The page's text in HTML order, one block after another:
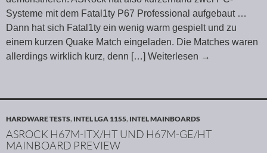
Systeme mit dem Fatal1ty P67 Professional aufgebaut …
Dann hat sich Fatal1ty ein wenig warm gespielt und zu
einem kurzen Quake Match eingeladen. Die Matches waren
allerdings wirklich kurz, denn […] Weiterlesen →
HARDWARE TESTS, INTEL LGA 1155, INTEL MAINBOARDS
ASROCK H67M-ITX/HT UND H67M-GE/HT
MAINBOARD PREVIEW